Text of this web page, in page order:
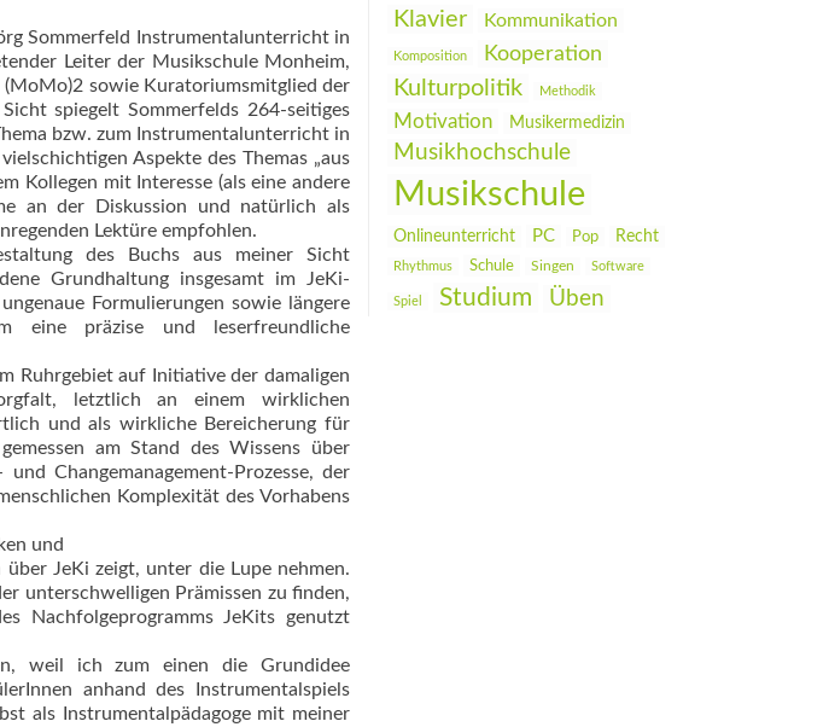
Sommerfeld Instrumentalunterricht in
Leiter der Musikschule Monheim,
sowie Kuratoriumsmitglied der
spiegelt Sommerfelds 264-seitiges
bzw. zum Instrumentalunterricht in
Aspekte des Themas „aus
Kollegen mit Interesse (als eine andere
an der Diskussion und natürlich als
Lektüre empfohlen.
des Buchs aus meiner Sicht
Grundhaltung insgesamt im JeKi-
Formulierungen sowie längere
eine präzise und leserfreundliche
Ruhrgebiet auf Initiative der damaligen
letztlich an einem wirklichen
und als wirkliche Bereicherung für
am Stand des Wissens über
Changemanagement-Prozesse, der
Komplexität des Vorhabens
und
JeKi zeigt, unter die Lupe nehmen.
unterschwelligen Prämissen zu finden,
Nachfolgeprogramms JeKits genutzt
weil ich zum einen die Grundidee
anhand des Instrumentalspiels
als Instrumentalpädagoge mit meiner
Klavier Kommunikation
Komposition Kooperation
Kulturpolitik Methodik
Motivation Musikermedizin
Musikhochschule
Musikschule
Onlineunterricht PC Pop Recht
Rhythmus Schule Singen Software
Spiel Studium Üben